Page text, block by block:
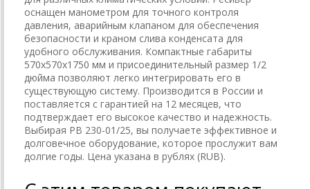
оснащен манометром для точного контроля
давления, аварийным клапаном для обеспечения
безопасности и краном слива конденсата для
удобного обслуживания. Компактные габариты
570х570х1750 мм и присоединительный размер 1/2
дюйма позволяют легко интегрировать его в
существующую систему. Производится в России и
поставляется с гарантией на 12 месяцев, что
подтверждает его высокое качество и надежность.
Выбирая РВ 230-01/25, вы получаете эффективное и
долговечное оборудование, которое прослужит вам
долгие годы. Цена указана в рублях (RUB).